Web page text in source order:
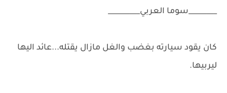
________سوما العربي_________
كان يقود سيارته بغضب والغل مازال يقتله...عائد اليها
ليربيها.